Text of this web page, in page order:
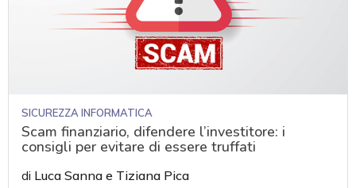
SICUREZZA INFORMATICA
Scam finanziario, difendere l’investitore: i
consigli per evitare di essere truffati
di Luca Sanna e Tiziana Pica